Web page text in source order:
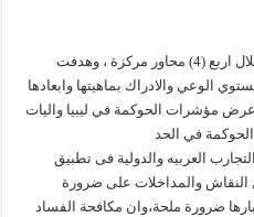
وقدمت الندوة د.حليمة بوهزاوي من خلال اربع (4) محاور مركزة ، وهدفت
الوعي والادراك بماهيتها وابعادها
عرض مؤشرات الحوكمة في ليبيا واليات
الحوكمة في الحد
العربيه والدولية فى تطبيق
النقاش والمداخلات على ضرورة
ضرورة ملحة،وان مكافحة الفساد